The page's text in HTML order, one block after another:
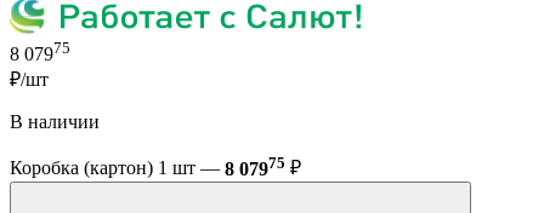
8 07975
₽/шт
В наличии
Коробка (картон) 1 шт — 8 07975 ₽